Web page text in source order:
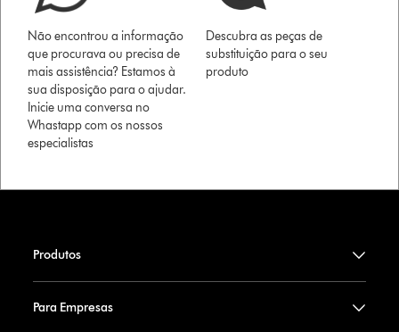
Não encontrou a informação
que procurava ou precisa de
mais assistência? Estamos à
sua disposição para o ajudar.
Inicie uma conversa no
Whastapp com os nossos
especialistas
Descubra as peças de
substituição para o seu
produto
Produtos
Para Empresas